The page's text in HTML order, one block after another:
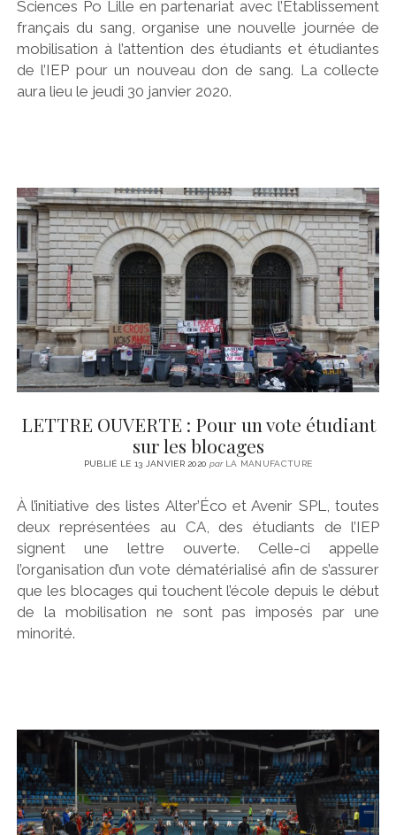
Sciences Po Lille en partenariat avec l’Etablissement
français du sang, organise une nouvelle journée de
mobilisation à l’attention des étudiants et étudiantes
de l’IEP pour un nouveau don de sang. La collecte
aura lieu le jeudi 30 janvier 2020.
LETTRE OUVERTE : Pour un vote étudiant
sur les blocages
PUBLIÉ LE 13 JANVIER 2020 parLA MANUFACTURE
À l’initiative des listes Alter’Éco et Avenir SPL, toutes
deux représentées au CA, des étudiants de l’IEP
signent une lettre ouverte. Celle-ci appelle
l’organisation d’un vote dématérialisé afin de s’assurer
que les blocages qui touchent l’école depuis le début
de la mobilisation ne sont pas imposés par une
minorité.